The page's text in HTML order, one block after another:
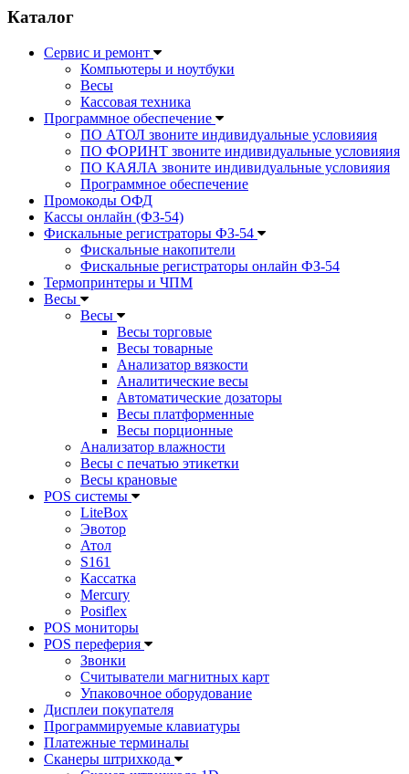
Каталог
Сервис и ремонт
Компьютеры и ноутбуки
Весы
Кассовая техника
Программное обеспечение
ПО АТОЛ звоните индивидуальные условияия
ПО ФОРИНТ звоните индивидуальные условияия
ПО КАЯЛА звоните индивидуальные условияия
Программное обеспечение
Промокоды ОФД
Кассы онлайн (ФЗ-54)
Фискальные регистраторы ФЗ-54
Фискальные накопители
Фискальные регистраторы онлайн ФЗ-54
Термопринтеры и ЧПМ
Весы
Весы
Весы торговые
Весы товарные
Анализатор вязкости
Аналитические весы
Автоматические дозаторы
Весы платформенные
Весы порционные
Анализатор влажности
Весы с печатью этикетки
Весы крановые
POS системы
LiteBox
Эвотор
Атол
S161
Кассатка
Mercury
Posiflex
POS мониторы
POS переферия
Звонки
Считыватели магнитных карт
Упаковочное оборудование
Дисплеи покупателя
Программируемые клавиатуры
Платежные терминалы
Сканеры штрихкода